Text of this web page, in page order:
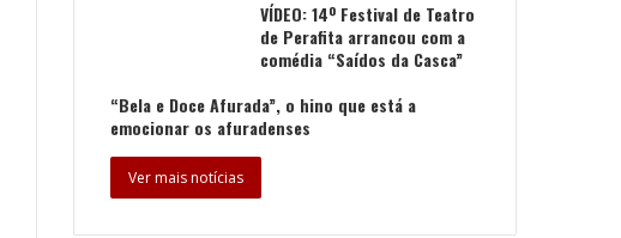
VÍDEO: 14º Festival de Teatro
de Perafita arrancou com a
comédia “Saídos da Casca”
“Bela e Doce Afurada”, o hino que está a
emocionar os afuradenses
Ver mais notícias